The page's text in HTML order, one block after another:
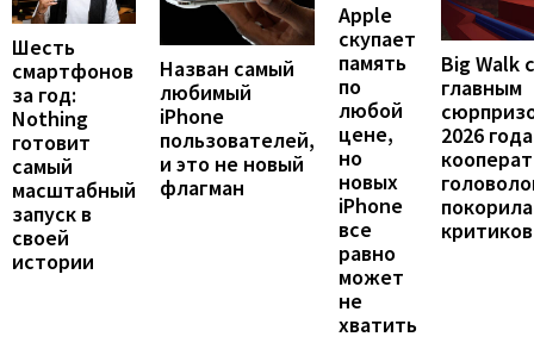
Шесть
смартфонов
за год:
Nothing
готовит
самый
масштабный
запуск в
своей
истории
Назван самый
любимый
iPhone
пользователей,
и это не новый
флагман
Apple
скупает
память
по
любой
цене,
но
новых
iPhone
все
равно
может
не
хватить
Big Walk
главным
2026
покорила
критиков